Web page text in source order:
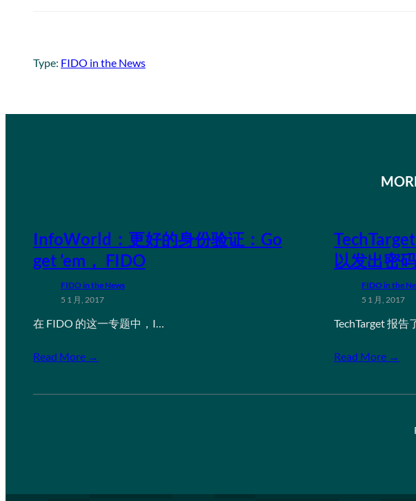
Type: FIDO in the News
InfoWorld：更好的身份验证：Go
get ’em， FIDO
FIDO in the News
5 1 月, 2017
在 FIDO 的这一专题中，I…
Read More →
以发出密
FIDO in the
5 1 月, 2017
TechTarget 报告
Read More →